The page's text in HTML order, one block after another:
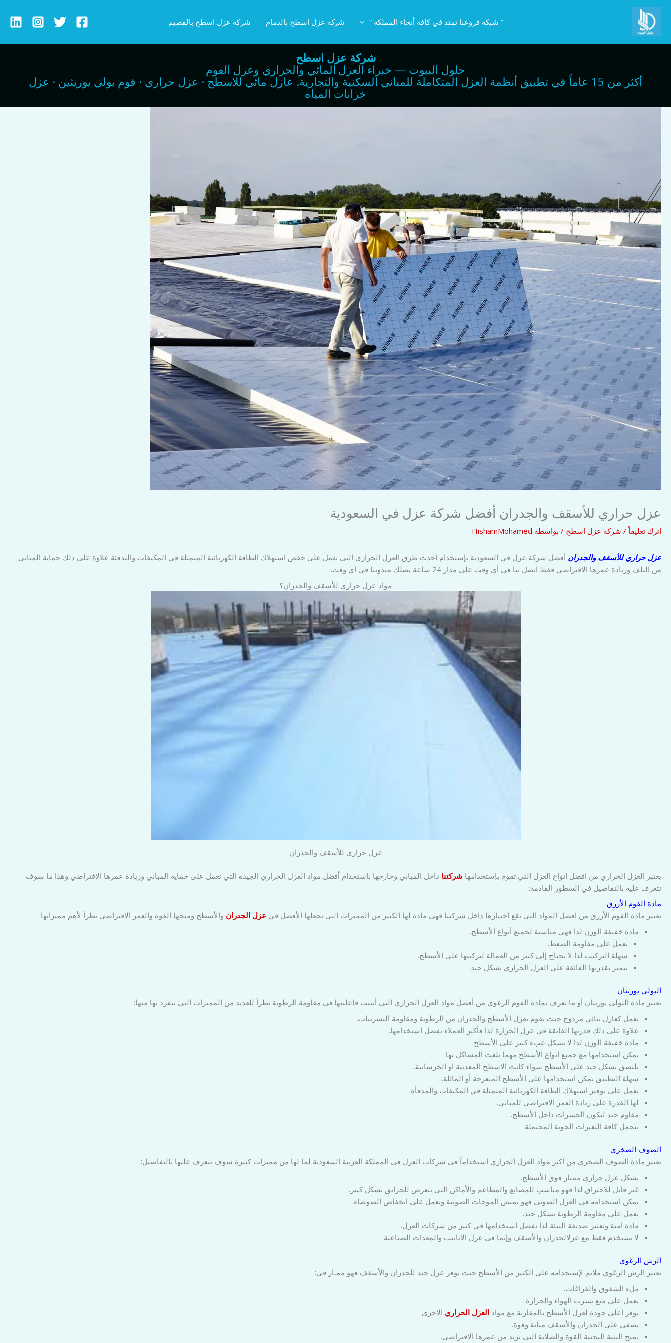
تخطي
المحتوى
” شبكه فروعنا تمتد في كافة أنحاء المملكة “ شركة عزل اسطح بالدمام شركة عزل اسطح بالقصيم
شركة عزل اسطح
حلول البيوت — خبراء العزل المائي والحراري وعزل الفوم
أكثر من 15 عاماً في تطبيق أنظمة العزل المتكاملة للمباني السكنية والتجارية. عازل مائي للاسطح · عزل حراري · فوم بولي يوريثين · عزل
خزانات المياه
عزل حراري للأسقف والجدران أفضل شركة عزل في السعودية
اترك تعليقاً / شركة عزل اسطح / بواسطة HishamMohamed
عزل حراري للأسقف والجدران أفضل شركة عزل في السعودية بإستخدام أحدث طرق العزل الحراري التي تعمل على خفض استهلاك الطاقة الكهربائية المتمثلة في المكيفات والتدفئة علاوة على ذلك حماية المباني
من التلف وزيادة عمرها الافتراضي فقط اتصل بنا في أي وقت على مدار 24 ساعة يصلك مندوبنا في أي وقت.
مواد عزل حراري للأسقف والجدران؟
عزل حراري للأسقف والجدران
يعتبر العزل الحراري من افضل انواع العزل التي تقوم بإستخدامها شركتنا داخل المباني وخارجها بإستخدام أفضل مواد العزل الحراري الجيدة التي تعمل على حماية المباني وزيادة عمرها الافتراضي وهذا ما سوف
نتعرف عليه بالتفاصيل في السطور القادمة:
مادة الفوم الأزرق
تعتبر مادة الفوم الأزرق من افضل المواد التي يقع اختيارها داخل شركتنا فهي مادة لها الكثير من المميزات التي تجعلها الأفضل في عزل الجدران والأسطح ومنحها القوة والعمر الافتراضي نظراً لأهم مميزاتها:
مادة خفيفة الوزن لذا فهي مناسبة لجميع أنواع الأسطح.
تعمل على مقاومة الضغط.
سهلة التركيب لذا لا تحتاج إلى كثير من العمالة لتركيبها على الأسطح.
تتميز بقدرتها الفائقة على العزل الحراري بشكل جيد.
البولي يوريثان
تعتبر مادة البولي يوريثان أو ما تعرف بمادة الفوم الرغوي من أفضل مواد العزل الحراري التي أثبتت فاعليتها في مقاومة الرطوبة نظراً للعديد من المميزات التي تنفرد بها منها:
تعمل كعازل ثنائي مزدوج حيث تقوم بعزل الأسطح والجدران من الرطوبة ومقاومة التسريبات.
علاوة على ذلك قدرتها الفائقة في عزل الحرارة لذا فأكثر العملاء تفضل استخدامها.
مادة خفيفة الوزن لذا لا تشكل عبء كبير على الأسطح.
يمكن استخدامها مع جميع انواع الأسطح مهما بلغت المشاكل بها.
تلتصق بشكل جيد على الأسطح سواء كانت الاسطح المعدنية او الخرسانية.
سهلة التطبيق يمكن استخدامها على الأسطح المتعرجة أو المائلة.
تعمل على توفير استهلاك الطاقة الكهربائية المتمثلة في المكيفات والمدفأة.
لها القدرة على زيادة العمر الافتراضي للمباني.
مقاوم جيد لتكون الحشرات داخل الأسطح.
تتحمل كافة التغيرات الجوية المحتملة.
الصوف الصخري
تعتبر مادة الصوف الصخري من أكثر مواد العزل الحراري استخداماً في شركات العزل في المملكة العربية السعودية لما لها من مميزات كثيرة سوف نتعرف عليها بالتفاصيل:
يشكل عزل حراري ممتاز فوق الأسطح.
غير قابل للاحتراق لذا فهو مناسب للمصانع والمطاعم والأماكن التي تتعرض للحرائق بشكل كبير.
يمكن استخدامه في العزل الصوتي فهو يمتص الموجات الصوتية ويعمل على انخفاض الضوضاء.
يعمل على مقاومة الرطوبة بشكل جيد.
مادة امنة وتعتبر صديقة البيئة لذا يفضل استخدامها في كثير من شركات العزل.
لا يستخدم فقط مع عزلالجدران والأسقف وإنما في عزل الانابيب والمعدات الصناعية.
الرش الرغوي
يعتبر الرش الرغوي ملائم لإستخدامه على الكثير من الأسطح حيث يوفر عزل جيد للجدران والأسقف فهو ممتاز في:
ملء الشقوق والفراغات.
يعمل على منع تسرب الهواء والحرارة.
يوفر أعلى جودة لعزل الأسطح بالمقارنة مع مواد العزل الحراري الاخرى.
يضفي على الجدران والأسقف متانة وقوة.
يمنح البنية التحتية القوة والصلابة التي تزيد من عمرها الافتراضي.